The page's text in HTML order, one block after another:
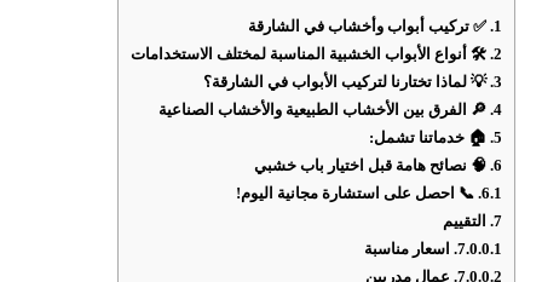
1. ✅ تركيب أبواب وأخشاب في الشارقة
2. 🛠️ أنواع الأبواب الخشبية المناسبة لمختلف الاستخدامات
3. 💡 لماذا تختارنا لتركيب الأبواب في الشارقة؟
4. 🔎 الفرق بين الأخشاب الطبيعية والأخشاب الصناعية
5. 🏠 خدماتنا تشمل:
6. 🧠 نصائح هامة قبل اختيار باب خشبي
6.1. 📞 احصل على استشارة مجانية اليوم!
7. التقييم
7.0.0.1. اسعار مناسبة
7.0.0.2. عمال مدربين